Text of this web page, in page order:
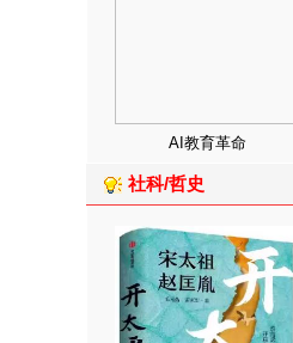
AI教育革命
社科/哲史